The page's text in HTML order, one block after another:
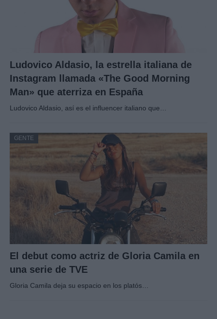
Ludovico Aldasio, la estrella italiana de
Instagram llamada «The Good Morning
Man» que aterriza en España
Ludovico Aldasio, así es el influencer italiano que…
GENTE
El debut como actriz de Gloria Camila en
una serie de TVE
Gloria Camila deja su espacio en los platós…